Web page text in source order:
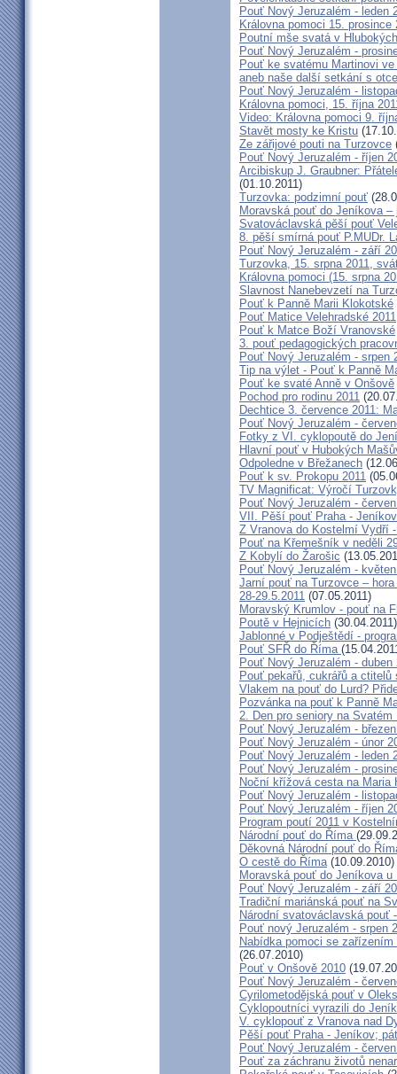
Pouť Nový Jeruzalém - leden
Královna pomoci 15. prosince
Poutní mše svatá v
Pouť Nový Jeruzalém -
Pouť ke svatému Martinovi
aneb naše další setkání s
Pouť Nový Jeruzalém -
Královna pomoci, 15. října
Video: Královna pomoci 9.
Stavět mosty ke Kristu
Ze zářijové pouti na Turzovce
Pouť Nový Jeruzalém - říjen
Arcibiskup J. Graubner:
(01.10.2011)
Turzovka: podzimní pouť
Moravská pouť do Jeníkova
Svatováclavská pěší pouť
8. pěší smírná pouť P.MUDr.
Pouť Nový Jeruzalém - září
Turzovka, 15. srpna 2011,
Královna pomoci (15. srpna
Slavnost Nanebevzetí na
Pouť k Panně Marii Klokotské
Pouť Matice Velehradské 2011
Pouť k Matce Boží Vranovské
3. pouť pedagogických
Pouť Nový Jeruzalém - srpen
Tip na výlet - Pouť k Panně
Pouť ke svaté Anně v Onšově
Pochod pro rodinu 2011
Dechtice 3. července 2011:
Pouť Nový Jeruzalém -
Fotky z VI. cyklopoutě do
Hlavní pouť v Hubokých
Odpoledne v Břežanech
Pouť k sv. Prokopu 2011
TV Magnificat: Výročí
Pouť Nový Jeruzalém -
VII. Pěší pouť Praha -
Z Vranova do Kostelmí Vydří
Pouť na Křemešník v neděli
Z Kobylí do Žarošic
Pouť Nový Jeruzalém -
Jarní pouť na Turzovce –
28-29.5.2011 (07.05.2011)
Moravský Krumlov - pouť na
Poutě v Hejnicích (30.04.2011)
Jablonné v Podještědí -
Pouť SFŘ do Říma
Pouť Nový Jeruzalém - duben
Pouť pekařů, cukrářů a ctitelů
Vlakem na pouť do Lurd?
Pozvánka na pouť k Panně
2. Den pro seniory na
Pouť Nový Jeruzalém -
Pouť Nový Jeruzalém - únor
Pouť Nový Jeruzalém - leden
Pouť Nový Jeruzalém -
Noční křížová cesta na Maria
Pouť Nový Jeruzalém -
Pouť Nový Jeruzalém - říjen
Program poutí 2011 v
Národní pouť do Říma
Děkovná Národní pouť do
O cestě do Říma (10.09.2010)
Moravská pouť do Jeníkova u
Pouť Nový Jeruzalém - září
Tradiční mariánská pouť na
Národní svatováclavská pouť
Pouť nový Jeruzalém - srpen
Nabídka pomoci se
(26.07.2010)
Pouť v Onšově 2010
Pouť Nový Jeruzalém -
Cyrilometodějská pouť v
Cyklopoutníci vyrazili do
V. cyklopouť z Vranova nad
Pěší pouť Praha - Jeníkov;
Pouť Nový Jeruzalém -
Pouť za záchranu životů